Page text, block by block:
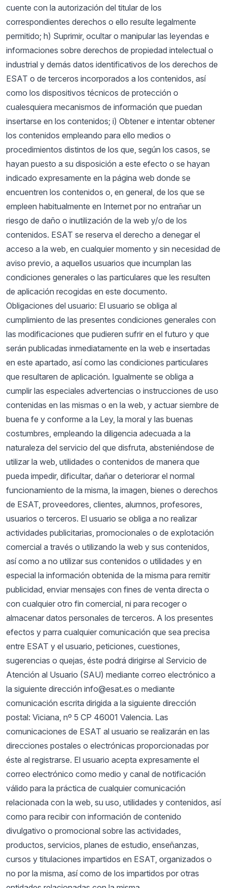
cuente con la autorización del titular de los
correspondientes derechos o ello resulte legalmente
permitido; h) Suprimir, ocultar o manipular las leyendas e
informaciones sobre derechos de propiedad intelectual o
industrial y demás datos identificativos de los derechos de
ESAT o de terceros incorporados a los contenidos, así
como los dispositivos técnicos de protección o
cualesquiera mecanismos de información que puedan
insertarse en los contenidos; i) Obtener e intentar obtener
los contenidos empleando para ello medios o
procedimientos distintos de los que, según los casos, se
hayan puesto a su disposición a este efecto o se hayan
indicado expresamente en la página web donde se
encuentren los contenidos o, en general, de los que se
empleen habitualmente en Internet por no entrañar un
riesgo de daño o inutilización de la web y/o de los
contenidos. ESAT se reserva el derecho a denegar el
acceso a la web, en cualquier momento y sin necesidad de
aviso previo, a aquellos usuarios que incumplan las
condiciones generales o las particulares que les resulten
de aplicación recogidas en este documento.
Obligaciones del usuario: El usuario se obliga al
cumplimiento de las presentes condiciones generales con
las modificaciones que pudieren sufrir en el futuro y que
serán publicadas inmediatamente en la web e insertadas
en este apartado, así como las condiciones particulares
que resultaren de aplicación. Igualmente se obliga a
cumplir las especiales advertencias o instrucciones de uso
contenidas en las mismas o en la web, y actuar siembre de
buena fe y conforme a la Ley, la moral y las buenas
costumbres, empleando la diligencia adecuada a la
naturaleza del servicio del que disfruta, absteniéndose de
utilizar la web, utilidades o contenidos de manera que
pueda impedir, dificultar, dañar o deteriorar el normal
funcionamiento de la misma, la imagen, bienes o derechos
de ESAT, proveedores, clientes, alumnos, profesores,
usuarios o terceros. El usuario se obliga a no realizar
actividades publicitarias, promocionales o de explotación
comercial a través o utilizando la web y sus contenidos,
así como a no utilizar sus contenidos o utilidades y en
especial la información obtenida de la misma para remitir
publicidad, enviar mensajes con fines de venta directa o
con cualquier otro fin comercial, ni para recoger o
almacenar datos personales de terceros. A los presentes
efectos y parra cualquier comunicación que sea precisa
entre ESAT y el usuario, peticiones, cuestiones,
sugerencias o quejas, éste podrá dirigirse al Servicio de
Atención al Usuario (SAU) mediante correo electrónico a
la siguiente dirección info@esat.es o mediante
comunicación escrita dirigida a la siguiente dirección
postal: Viciana, nº 5 CP 46001 Valencia. Las
comunicaciones de ESAT al usuario se realizarán en las
direcciones postales o electrónicas proporcionadas por
éste al registrarse. El usuario acepta expresamente el
correo electrónico como medio y canal de notificación
válido para la práctica de cualquier comunicación
relacionada con la web, su uso, utilidades y contenidos, así
como para recibir con información de contenido
divulgativo o promocional sobre las actividades,
productos, servicios, planes de estudio, enseñanzas,
cursos y titulaciones impartidos en ESAT, organizados o
no por la misma, así como de los impartidos por otras